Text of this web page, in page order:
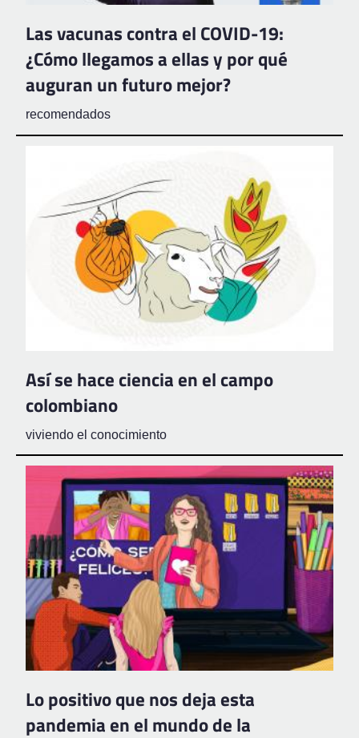
Las vacunas contra el COVID-19:
¿Cómo llegamos a ellas y por qué
auguran un futuro mejor?
recomendados
Así se hace ciencia en el campo
colombiano
viviendo el conocimiento
Lo positivo que nos deja esta
pandemia en el mundo de la